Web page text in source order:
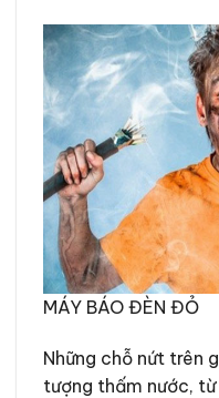
MÁY BÁO ĐÈN ĐỎ
Những chỗ nứt trên
tượng thấm nước,